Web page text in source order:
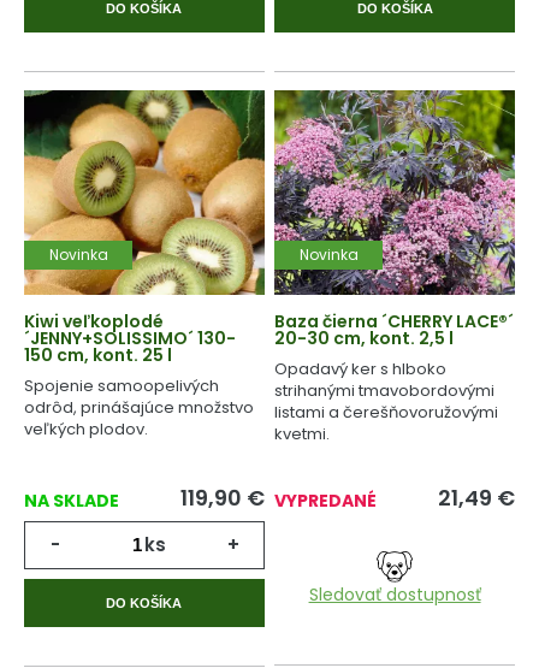
DO KOŠÍKA DO KOŠÍKA
Novinka
Kiwi veľkoplodé
´JENNY+SOLISSIMO´ 130-
150 cm, kont. 25 l
Spojenie samoopelivých
odrôd, prinášajúce množstvo
veľkých plodov.
NA SKLADE 119,90 €
- ks +
DO KOŠÍKA
Novinka
Baza čierna ´CHERRY LACE®´
20-30 cm, kont. 2,5 l
Opadavý ker s hlboko
strihanými tmavobordovými
listami a čerešňovoružovými
kvetmi.
VYPREDANÉ 21,49 €
Sledovať dostupnosť